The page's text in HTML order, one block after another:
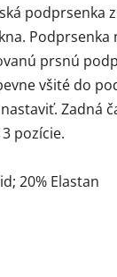
podprsenka
Podprsenka
prsnú
všité do
Zadná
pozície.
20% Elastan